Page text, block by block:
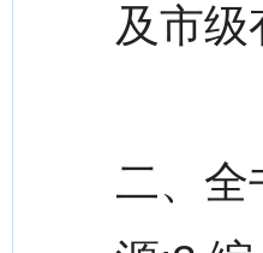
及市
二、全